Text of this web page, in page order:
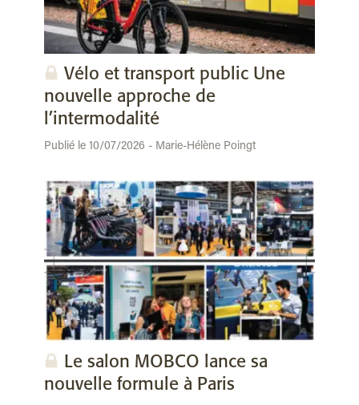
Vélo et transport public Une
nouvelle approche de
l’intermodalité
Publié le 10/07/2026 - Marie-Hélène Poingt
Le salon MOBCO lance sa
nouvelle formule à Paris